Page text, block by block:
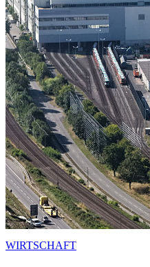
WIRTSCHAFT